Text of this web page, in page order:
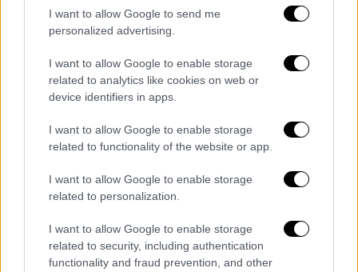
I want to allow Google to send me
personalized advertising.
I want to allow Google to enable storage
related to analytics like cookies on web or
device identifiers in apps.
I want to allow Google to enable storage
related to functionality of the website or app.
I want to allow Google to enable storage
related to personalization.
I want to allow Google to enable storage
related to security, including authentication
functionality and fraud prevention, and other
Μετράμεαγώνες, αγώνες για την ορατότητα,
την αποδοχή της LGBTQI+ κοινότητας που
παραλάβαμε με τιμή από παλαιότερες γενιές
που πάλεψαν για αξιοπρέπεια και ισοτιμία.
Από την εξέγερση του Stonewall τον Ιούνιο
των τρανς, γκέι, λεσβιών και τα πρώτα pride
στον λόφο του Στρέφη και στο Πεδίον του
Άρεως στις δεκαετίες του ‘80 και του ‘90,
τους γάμους στην Τήλο, τα πρώτα pride στην
ελληνική επαρχία, μέχρι τους αγώνες για τη
συμπερίληψη και την αποδοχή στους
θεσμούς και στην κοινωνία.